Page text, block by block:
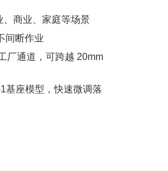
、商业、家庭等场景
间断作业
厂通道，可跨越 20mm
基座模型，快速微调落